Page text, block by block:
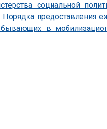
социальной
предоставления
в